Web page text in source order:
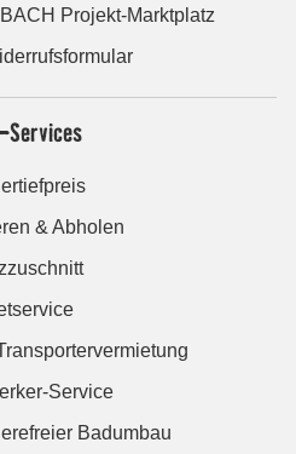
Projekt-Marktplatz
Services
& Abholen
Service
Badumbau